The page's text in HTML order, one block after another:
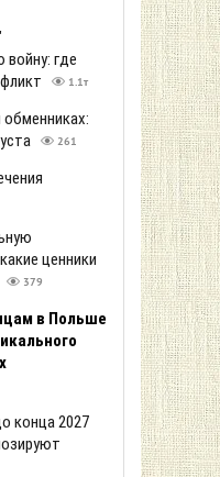
войну: где
1.1т
261
ценники
379
в Польше
конца 2027